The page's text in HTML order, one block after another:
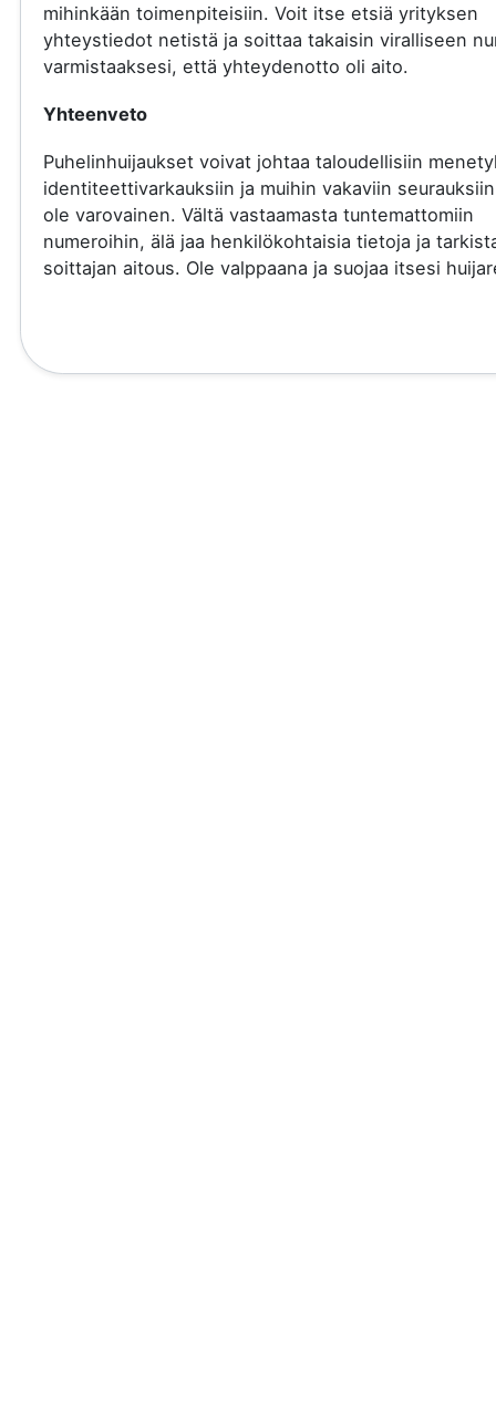
mihinkään toimenpiteisiin. Voit itse etsiä yrityksen
yhteystiedot netistä ja soittaa takaisin viralliseen
varmistaaksesi, että yhteydenotto oli aito.
Yhteenveto
Puhelinhuijaukset voivat johtaa taloudellisiin
identiteettivarkauksiin ja muihin vakaviin
ole varovainen. Vältä vastaamasta tuntemattomiin
numeroihin, älä jaa henkilökohtaisia tietoja ja
soittajan aitous. Ole valppaana ja suojaa itsesi